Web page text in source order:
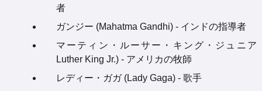
者
ガンジー (Mahatma Gandhi) - インドの指導者
マーティン・ルーサー・キング・ジュニア
Luther King Jr.) - アメリカの牧師
レディー・ガガ (Lady Gaga) - 歌手